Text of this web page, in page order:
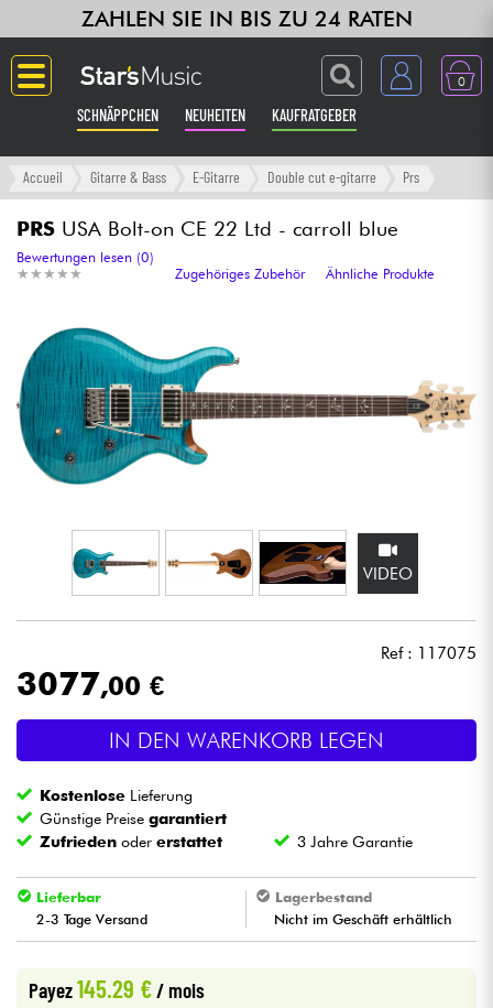
ZAHLEN SIE IN BIS ZU 24 RATEN
0
SCHNÄPPCHEN NEUHEITEN KAUFRATGEBER
Langue
Gitarre & Bass
Verstärker & Effekte
Klaviere & Piano
Synths & samplers
Studio
Mikros
Live-Sound
Licht
Drums
Violinen & Quartett
Kinder
Accueil Gitarre & Bass E-Gitarre Double cut e-gitarre Prs
PRS USA Bolt-on CE 22 Ltd - carroll blue
★ ★ ★ ★ ★
★ ★ ★ ★ ★
Bewertungen lesen (0)
Zugehöriges Zubehör
Ähnliche Produkte
VIDEO
Ref : 117075
3077,00 €
IN DEN WARENKORB LEGEN
Kostenlose Lieferung
Günstige Preisegarantiert
Zufrieden odererstattet 3 Jahre Garantie
Lieferbar
2-3 Tage Versand
Lagerbestand
Nicht im Geschäft erhältlich
Payez145.29 €/ mois